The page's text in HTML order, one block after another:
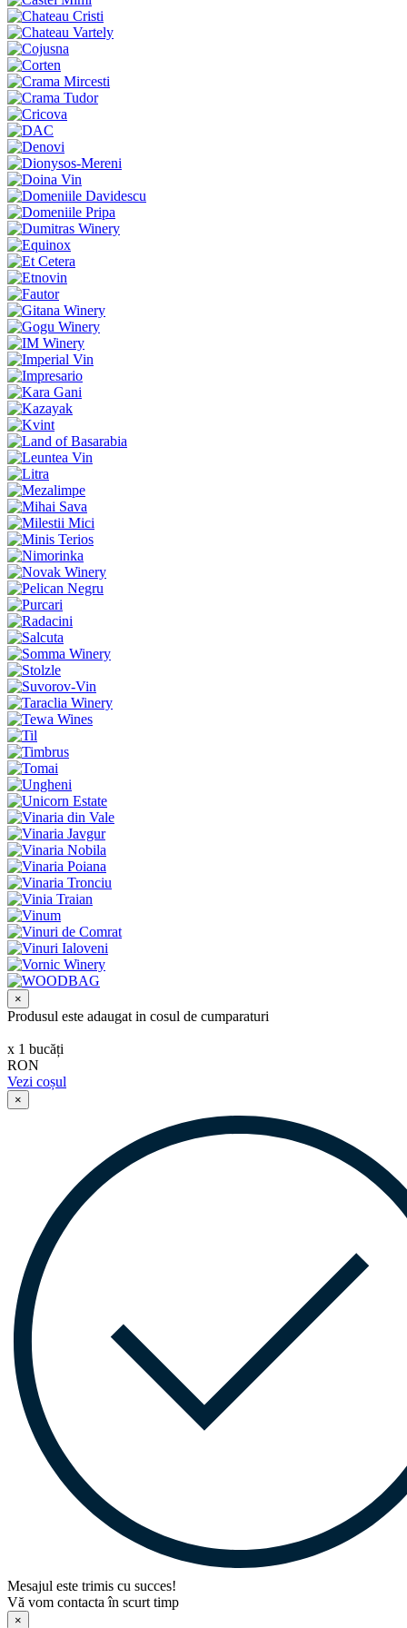
×
Produsul este adaugat in cosul de cumparaturi
х 1 bucăți
RON
Vezi coșul
×
Mesajul este trimis cu succes!
Vă vom contacta în scurt timp
×